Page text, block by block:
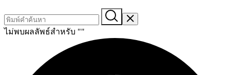
ไม่พบผลลัพธ์สำหรับ ""